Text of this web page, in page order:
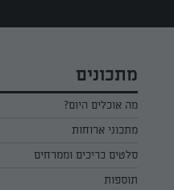
מתכונים
מה אוכלים היום?
מתכוני ארוחות
ארוחת בוקר
ארוחת צהריים
סלטים כריכים וממרחים
כל הסלטים כריכים וממרחים
תוספות